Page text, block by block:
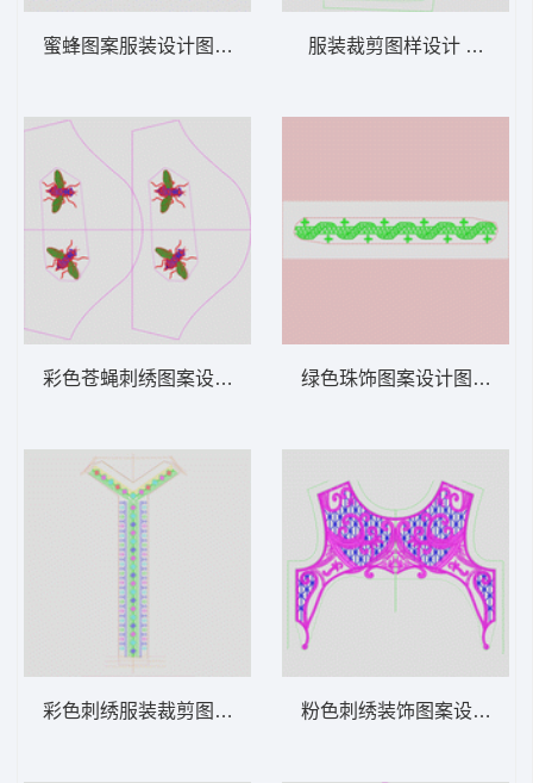
蜜蜂图案服装设计图 苍蝇动物
彩色苍蝇刺绣图案设计图 蜜蜂动物
彩色刺绣服装裁剪图 十字绣领条
服装裁剪图样设计 简单花
绿色珠饰图案设计图 抽象
粉色刺绣装饰图案设计图